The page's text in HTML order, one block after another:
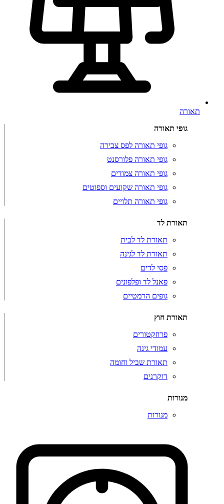
תאורה
גופי תאורה
גופי תאורה לפס צבירה
גופי תאורה פלורסנט
גופי תאורה צמודים
גופי תאורה שקועים וספוטים
גופי תאורה תלויים
תאורת לד
תאורת לד לבית
תאורת לד לגינה
פסי לדים
פאנל לד ופלפונים
גופים הרמטיים
תאורת חוץ
פרוזקטורים
עמודי גינה
תאורת שביל וחומה
דוקרנים
מנורות
מנורות